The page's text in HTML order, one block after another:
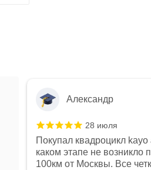
Александр
28 июля
Покупал квадроцикл
каком этапе не возникло
100км от Москвы. Все